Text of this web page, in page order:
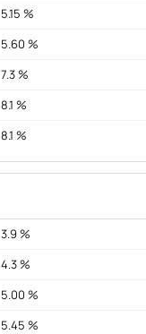
5.15 %
5.60 %
7.3 %
8.1 %
8.1 %
3.9 %
4.3 %
5.00 %
5.45 %